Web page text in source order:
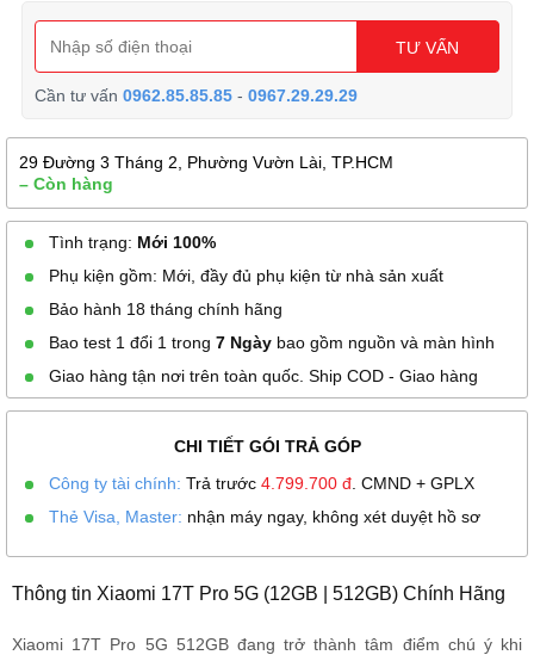
TƯ VẤN
Cần tư vấn0962.85.85.85 -0967.29.29.29
29 Đường 3 Tháng 2, Phường Vườn Lài, TP.HCM
– Còn hàng
Tình trạng: Mới 100%
Phụ kiện gồm: Mới, đầy đủ phụ kiện từ nhà sản xuất
Bảo hành 18 tháng chính hãng
Bao test 1 đổi 1 trong 7 Ngày bao gồm nguồn và màn hình
Giao hàng tận nơi trên toàn quốc. Ship COD - Giao hàng
CHI TIẾT GÓI TRẢ GÓP
Công ty tài chính: Trả trước 4.799.700 đ . CMND + GPLX
Thẻ Visa, Master: nhận máy ngay, không xét duyệt hồ sơ
Thông tin Xiaomi 17T Pro 5G (12GB | 512GB) Chính Hãng
Xiaomi 17T Pro 5G 512GB đang trở thành tâm điểm chú ý khi